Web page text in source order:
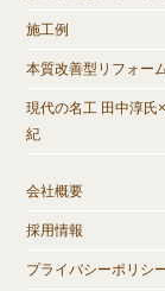
施工例
本質改善型リフォー
現代の名工 田中淳氏
紀
会社概要
採用情報
プライバシーポリシ